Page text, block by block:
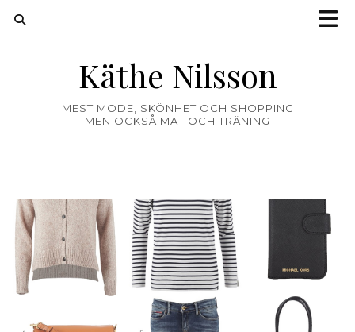
Käthe Nilsson
MEST MODE, SKÖNHET OCH SHOPPING
MEN OCKSÅ MAT OCH TRÄNING